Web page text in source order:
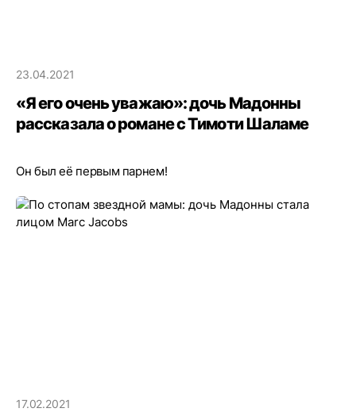
23.04.2021
«Я его очень уважаю»: дочь Мадонны
рассказала о романе с Тимоти Шаламе
Он был её первым парнем!
17.02.2021